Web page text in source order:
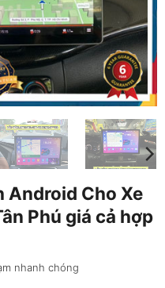
Android Cho Xe
Phú giá cả hợp
nhanh chóng